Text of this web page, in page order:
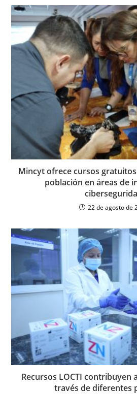
Mincyt ofrece cursos
población en áreas de
22 de agosto de
Recursos LOCTI contribuyen
través de diferentes